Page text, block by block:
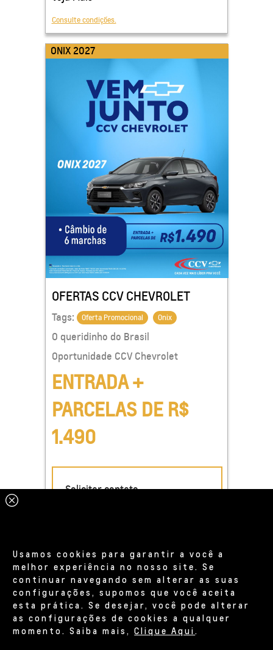
Usamos cookies para garantir a você a
melhor experiência no nosso site. Se
continuar navegando sem alterar as suas
configurações, supomos que você aceita
esta prática. Se desejar, você pode alterar
as configurações de cookies a qualquer
momento. Saiba mais,Clique Aqui.